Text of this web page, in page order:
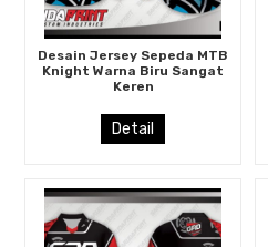
Desain Jersey Sepeda MTB
Knight Warna Biru Sangat
Keren
Detail